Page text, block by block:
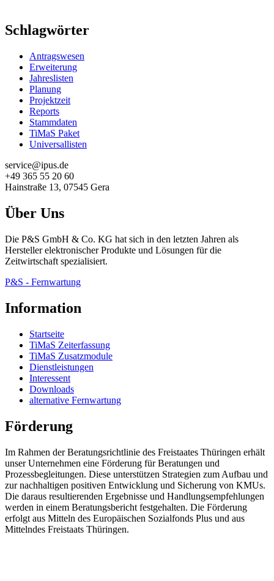
Schlagwörter
Antragswesen
Erweiterung
Jahreslisten
Planung
Projektzeit
Reports
Stammdaten
TiMaS Paket
Universallisten
service@ipus.de
+49 365 55 20 60
Hainstraße 13, 07545 Gera
Über Uns
Die P&S GmbH & Co. KG hat sich in den letzten Jahren als
Hersteller elektronischer Produkte und Lösungen für die
Zeitwirtschaft spezialisiert.
P&S - Fernwartung
Information
Startseite
TiMaS Zeiterfassung
TiMaS Zusatzmodule
Dienstleistungen
Interessent
Downloads
alternative Fernwartung
Förderung
Im Rahmen der Beratungsrichtlinie des Freistaates Thüringen erhält
unser Unternehmen eine Förderung für Beratungen und
Prozessbegleitungen. Diese unterstützen Strategien zum Aufbau und
zur nachhaltigen positiven Entwicklung und Sicherung von KMUs.
Die daraus resultierenden Ergebnisse und Handlungsempfehlungen
werden in einem Beratungsbericht festgehalten. Die Förderung
erfolgt aus Mitteln des Europäischen Sozialfonds Plus und aus
Mittelndes Freistaats Thüringen.